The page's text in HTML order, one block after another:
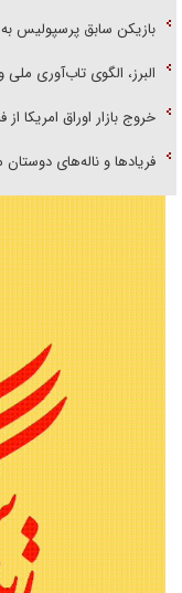
بازیکن سابق پرسپولیس
البرز، الگوی تاب‌آوری
خروج بازار اوراق امریکا از
فریاد‌ها و ناله‌های